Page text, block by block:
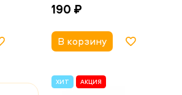
190 ₽
В корзину
ХИТ АКЦИЯ